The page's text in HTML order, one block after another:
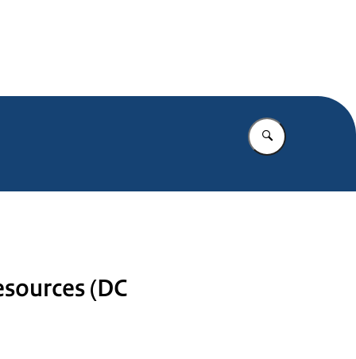
Vul in wat u
(DC